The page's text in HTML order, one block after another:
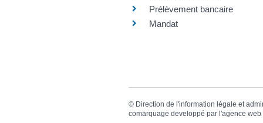
Prélèvement bancaire
Mandat
© Direction de l'information légale et
comarquage developpé par l'agence web